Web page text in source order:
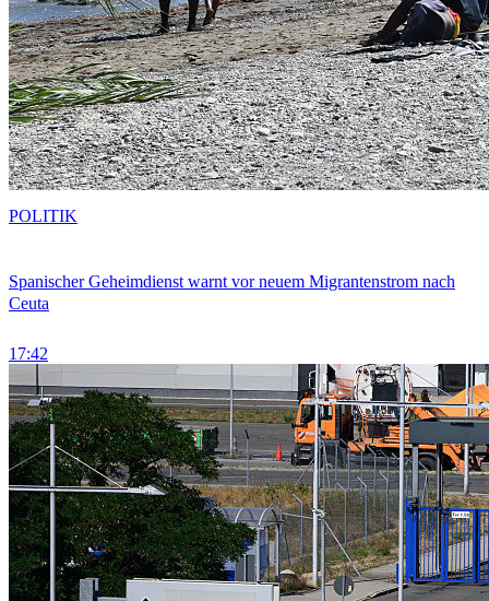
Spanischer Geheimdienst warnt vor neuem Migrantenstrom nach
Ceuta
17:42
POLITIK